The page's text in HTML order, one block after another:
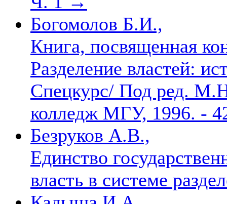
Богомолов Б.И.,
Книга, посвященная
Разделение властей:
Спецкурс/ Под ред.
колледж МГУ, 1996. -
Безруков А.В.,
Единство
власть в системе